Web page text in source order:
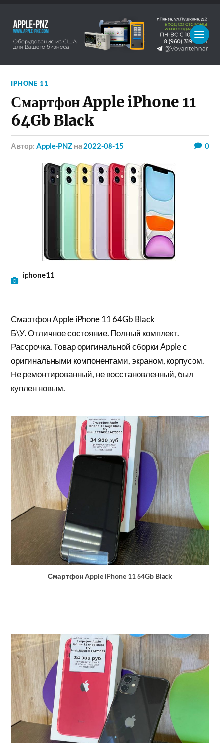
IPHONE 11
Смартфон Apple iPhone 11
64Gb Black
Автор:Apple-PNZ на 2022-08-15 0
iphone11
Смартфон Apple iPhone 11 64Gb Black
Б\У. Отличное состояние. Полный комплект.
Рассрочка. Товар оригинальной сборки Apple с
оригинальными компонентами, экраном, корпусом.
Не ремонтированный, не восстановленный, был
куплен новым.
Смартфон Apple iPhone 11 64Gb Black